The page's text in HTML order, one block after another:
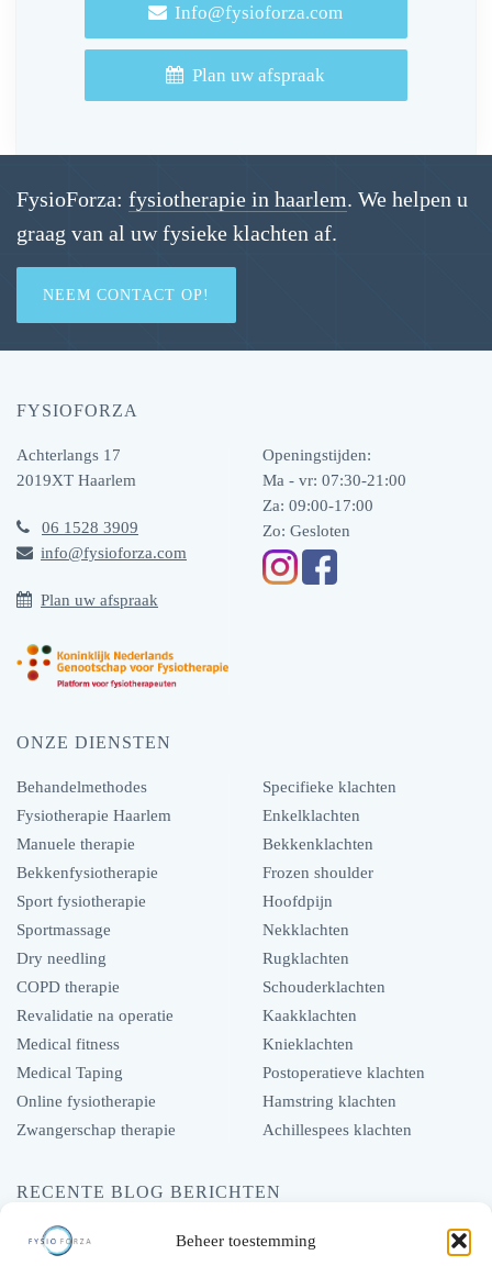
Beheer toestemming
Info@fysioforza.com
Plan uw afspraak
FysioForza: fysiotherapie in haarlem. We helpen u
graag van al uw fysieke klachten af.
NEEM CONTACT OP!
FYSIOFORZA
Achterlangs 17
2019XT Haarlem
06 1528 3909
info@fysioforza.com
Plan uw afspraak
Openingstijden:
Ma - vr: 07:30-21:00
Za: 09:00-17:00
Zo: Gesloten
ONZE DIENSTEN
Behandelmethodes
Fysiotherapie Haarlem
Manuele therapie
Bekkenfysiotherapie
Sport fysiotherapie
Sportmassage
Dry needling
COPD therapie
Revalidatie na operatie
Medical fitness
Medical Taping
Online fysiotherapie
Zwangerschap therapie
Specifieke klachten
Enkelklachten
Bekkenklachten
Frozen shoulder
Hoofdpijn
Nekklachten
Rugklachten
Schouderklachten
Kaakklachten
Knieklachten
Postoperatieve klachten
Hamstring klachten
Achillespees klachten
RECENTE BLOG BERICHTEN
Hoe fysiotherapie een stijve nek kan oplossen